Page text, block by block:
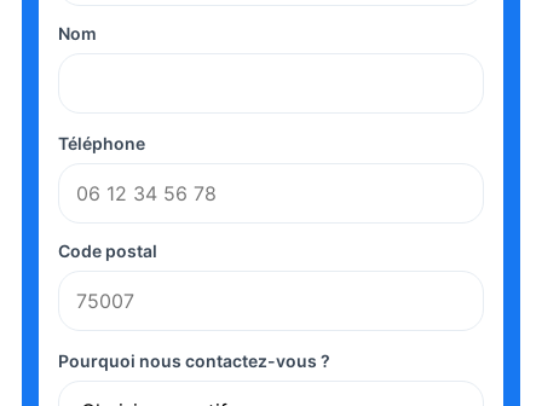
Nom
Téléphone
Code postal
Pourquoi nous contactez-vous ?